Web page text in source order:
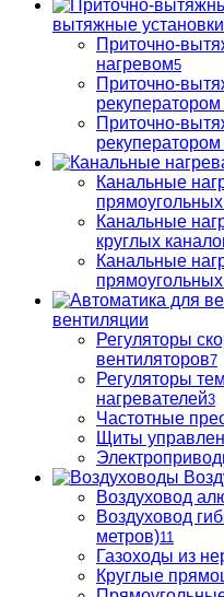
вытяжные установки
Приточно-
нагревом5
Приточно-
рекуператором
Приточно-
Канальные
Канальные
круглых
Канальные
вентиляции
Регуляторы
вентиляторов7
Регуляторы
нагревателей3
Частотные
Щиты
Воздуховод
Воздуховод
метров)11
Газоходы из
Круглые